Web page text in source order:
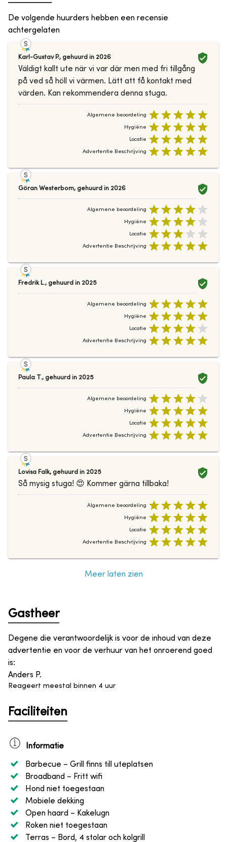
De volgende huurders hebben een recensie
achtergelaten
Karl-Gustav P., gehuurd in 2026
Väldigt kallt ute när vi var där men med fri tillgång
på ved så höll vi värmen. Lätt att få kontakt med
värden. Kan rekommendera denna stuga.
Algemene beoordeling
Hygiëne
Locatie
Advertentie Beschrijving
Göran Westerbom, gehuurd in 2026
Algemene beoordeling
Hygiëne
Locatie
Advertentie Beschrijving
Fredrik L., gehuurd in 2025
Algemene beoordeling
Hygiëne
Locatie
Advertentie Beschrijving
Paula T., gehuurd in 2025
Algemene beoordeling
Hygiëne
Locatie
Advertentie Beschrijving
Lovisa Falk, gehuurd in 2025
Så mysig stuga! 😍 Kommer gärna tillbaka!
Algemene beoordeling
Hygiëne
Locatie
Advertentie Beschrijving
Meer laten zien
Gastheer
Degene die verantwoordelijk is voor de inhoud van deze
advertentie en voor de verhuur van het onroerend goed
is:
Anders P.
Reageert meestal binnen 4 uur
Faciliteiten
Informatie
Barbecue – Grill finns till uteplatsen
Broadband – Fritt wifi
Hond niet toegestaan
Mobiele dekking
Open haard – Kakelugn
Roken niet toegestaan
Terras – Bord, 4 stolar och kolgrill